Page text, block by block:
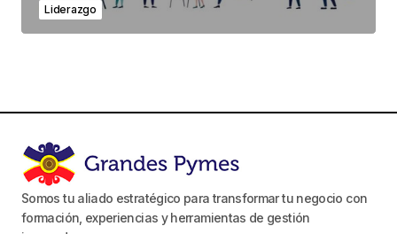
Liderazgo
Somos tu aliado estratégico para transformar tu negocio con
formación, experiencias y herramientas de gestión